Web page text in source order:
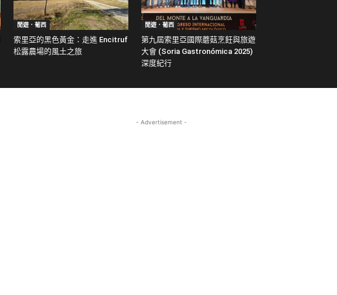
閒遊．葡西
索里亞的黑色黃金：走進 Encitruf
松露農場的風土之旅
閒遊．葡西
第九屆索里亞國際蘑菇烹飪與旅遊
大會 (Soria Gastronómica 2025)
深度紀行
- Advertisement -